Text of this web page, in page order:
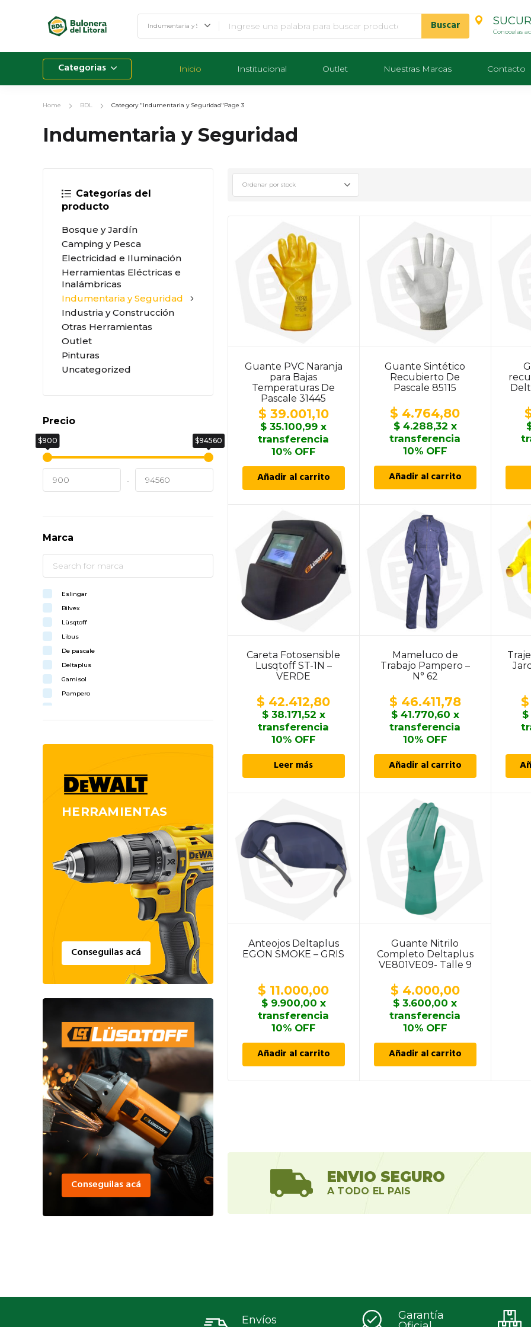
Conocelas
Categorias Inicio Institucional Outlet Nuestras Marcas Contacto
Home BDL Category "Indumentaria y Seguridad"Page 3
Indumentaria y Seguridad
Categorías del
producto
Bosque y Jardín
Camping y Pesca
Electricidad e Iluminación
Herramientas Eléctricas e
Inalámbricas
Indumentaria y Seguridad
Industria y Construcción
Otras Herramientas
Outlet
Pinturas
Uncategorized
Precio
$900 $94560
-
Marca
Eslingar
Bilvex
Lüsqtoff
Libus
De pascale
Deltaplus
Gamisol
Pampero
HERRAMIENTAS
Conseguilas acá
Conseguilas acá
Guante PVC Naranja
para Bajas
Temperaturas De
Pascale 31445
$ 39.001,10
$ 35.100,99 x
transferencia
10% OFF
Añadir al carrito
Guante Sintético
Recubierto De
Pascale 85115
$ 4.764,80
$4.288,32 x
transferencia
10% OFF
Añadir al carrito
Careta Fotosensible
Lusqtoff ST-1N –
VERDE
$ 42.412,80
$38.171,52 x
transferencia
10% OFF
Leer más
Mameluco de
Trabajo Pampero –
N° 62
$ 46.411,78
$41.770,60 x
transferencia
10% OFF
Añadir al carrito
$
$
Anteojos Deltaplus
EGON SMOKE – GRIS
$ 11.000,00
$9.900,00 x
transferencia
10% OFF
Añadir al carrito
Guante Nitrilo
Completo Deltaplus
VE801VE09- Talle 9
$ 4.000,00
$ 3.600,00 x
transferencia
10% OFF
Añadir al carrito
ENVIO SEGURO
A TODO EL PAIS
Envíos
Garantía